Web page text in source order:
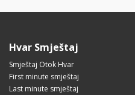
Hvar Smještaj
Smještaj Otok Hvar
First minute smještaj
Last minute smještaj